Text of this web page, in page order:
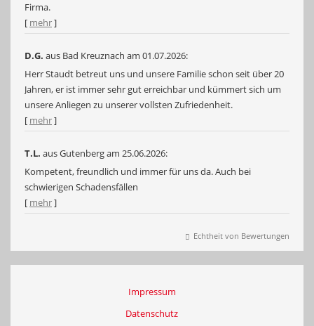
Firma.
[ mehr]
D.G. aus Bad Kreuznach am 01.07.2026:
Herr Staudt betreut uns und unsere Familie schon seit über 20
Jahren, er ist immer sehr gut erreichbar und kümmert sich um
unsere Anliegen zu unserer vollsten Zufriedenheit.
[ mehr]
T.L. aus Gutenbergam 25.06.2026:
Kompetent, freundlich und immer für uns da. Auch bei
schwierigen Schadensfällen
[ mehr]
Echtheit von Bewertungen
Impressum
Datenschutz